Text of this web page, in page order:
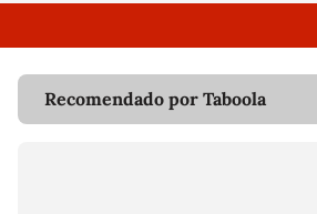
Recomendado por Taboola